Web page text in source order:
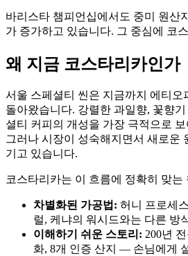
바리스타 챔피언십에서도 중미 원산
가 증가하고 있습니다. 그 중심에 코
왜 지금 코스타리카인가
서울 스페셜티 씬은 지금까지 에티오
돌아왔습니다. 강렬한 과일향, 꽃향
셜티 커피의 개성을 가장 극적으로
그러나 시장이 성숙해지면서 새로운
기고 있습니다.
코스타리카는 이 흐름에 정확히 맞는
차별화된 가공법: 허니 프로세
럴, 케냐의 워시드와는 다른 방
이해하기 쉬운 스토리: 200년
화, 8개 인증 산지 — 손님에게